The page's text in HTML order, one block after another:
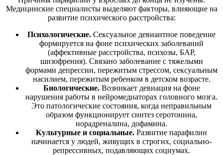
Медицинские специалисты выделяют факторы, влияющие на
развитие психического расстройства:
Психологические. Сексуальное девиантное поведение
формируется на фоне психических заболеваний
(аффективные расстройства, психозы, БАР,
шизофрения). Связано заболевание с тяжелыми
формами депрессии, пережитым стрессом, сексуальным
насилием, пережитым ребенком в детском возрасте.
Биологические.Возникает девиация на фоне
нарушения работы в нейромедиаторах головного мозга.
Это патологические состояния, когда неправильным
образом функционирует синтез серотонина,
норадреналина, дофамина.
Культурные и социальные. Развитие парафилии
начинается у людей, живущих в строгих, социально-
репрессивных, подавляющих социумах.